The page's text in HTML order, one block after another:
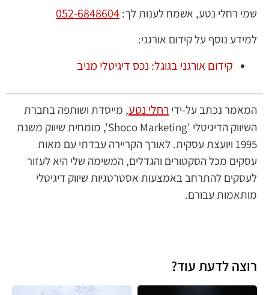
שמי רחלי נטע, אשמח לענות לך: 052-6848604
למידע נוסף על קידום אורגני:
קידום אורגני בגוגל: נכס דיגיטלי מניב
המאמר נכתב על-ידי רחלי נטע, מייסדת ושותפה בחברת
השיווק הדיגיטלי 'Shoco Marketing', מומחית שיווק משנת
1995 ויועצת עסקית. לאורך הקריירה עבדתי עם מאות
עסקים מכל הסקטורים והגדלים, המשימה שלי היא לעזור
לעסקים להתרחב באמצעות אסטרטגיות שיווק דיגיטלי
מותאמות עבורם.
רוצה לדעת עוד?